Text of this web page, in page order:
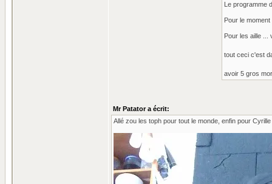
Le programme
Pour le
Pour les aille ...
tout ceci c'est
avoir 5 gros
Mr Patator a écrit:
Allé zou les toph pour tout le monde, enfin pour Cyrille